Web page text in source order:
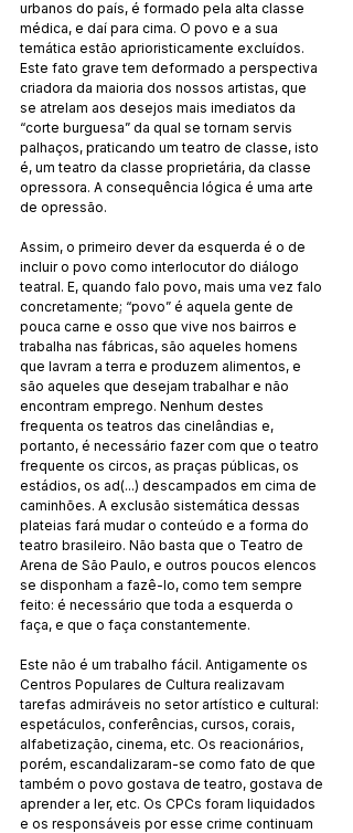
urbanos do país, é formado pela alta classe
médica, e daí para cima. O povo e a sua
temática estão aprioristicamente excluídos.
Este fato grave tem deformado a perspectiva
criadora da maioria dos nossos artistas, que
se atrelam aos desejos mais imediatos da
“corte burguesa” da qual se tornam servis
palhaços, praticando um teatro de classe, isto
é, um teatro da classe proprietária, da classe
opressora. A consequência lógica é uma arte
de opressão.
Assim, o primeiro dever da esquerda é o de
incluir o povo como interlocutor do diálogo
teatral. E, quando falo povo, mais uma vez falo
concretamente; “povo” é aquela gente de
pouca carne e osso que vive nos bairros e
trabalha nas fábricas, são aqueles homens
que lavram a terra e produzem alimentos, e
são aqueles que desejam trabalhar e não
encontram emprego. Nenhum destes
frequenta os teatros das cinelândias e,
portanto, é necessário fazer com que o teatro
frequente os circos, as praças públicas, os
estádios, os ad(...) descampados em cima de
caminhões. A exclusão sistemática dessas
plateias fará mudar o conteúdo e a forma do
teatro brasileiro. Não basta que o Teatro de
Arena de São Paulo, e outros poucos elencos
se disponham a fazê-lo, como tem sempre
feito: é necessário que toda a esquerda o
faça, e que o faça constantemente.
Este não é um trabalho fácil. Antigamente os
Centros Populares de Cultura realizavam
tarefas admiráveis no setor artístico e cultural:
espetáculos, conferências, cursos, corais,
alfabetização, cinema, etc. Os reacionários,
porém, escandalizaram-se como fato de que
também o povo gostava de teatro, gostava de
aprender a ler, etc. Os CPCs foram liquidados
e os responsáveis por esse crime continuam